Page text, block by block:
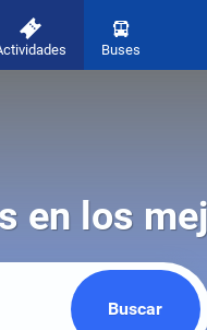
Buses
en los
Buscar